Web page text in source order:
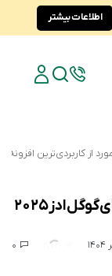
اطلاعات بیشتر